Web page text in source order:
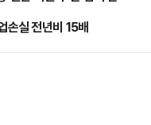
손실 전년비 15배